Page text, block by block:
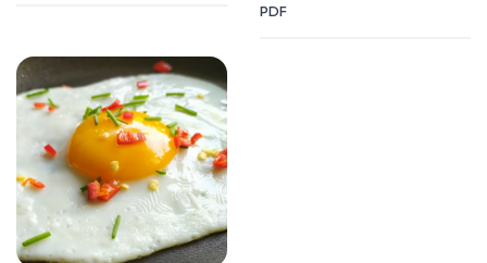
PDF